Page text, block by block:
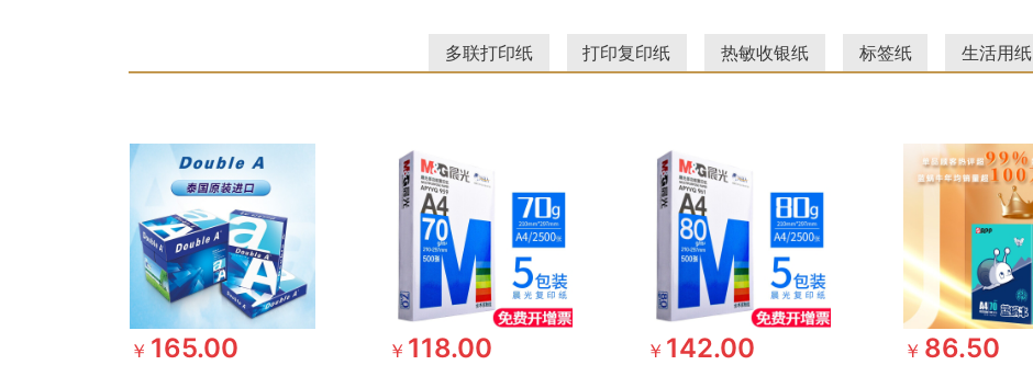
多联打印纸 打印复印纸 热敏收银纸 标签纸 生活用纸
￥ 165.00 ￥ 118.00 ￥ 142.00 ￥ 86.50